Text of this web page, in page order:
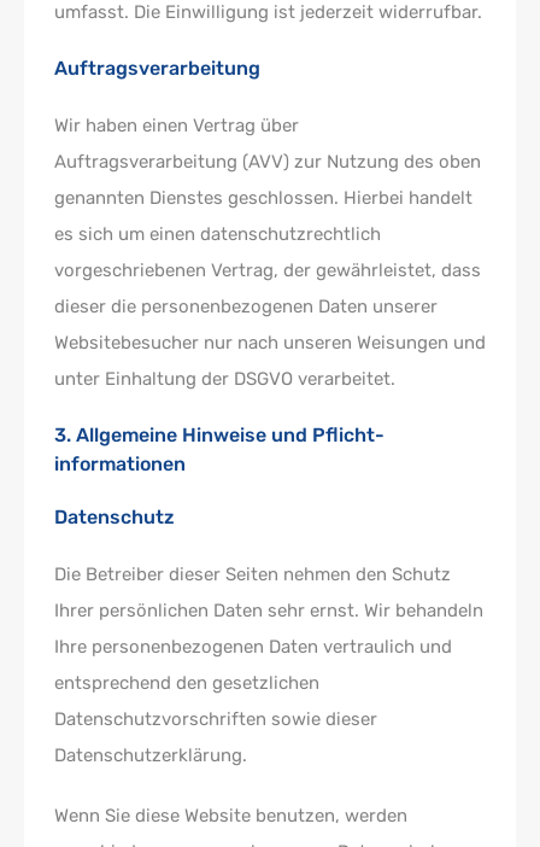
umfasst. Die Einwilligung ist jederzeit widerrufbar.
Auftragsverarbeitung
Wir haben einen Vertrag über
Auftragsverarbeitung (AVV) zur Nutzung des oben
genannten Dienstes geschlossen. Hierbei handelt
es sich um einen datenschutzrechtlich
vorgeschriebenen Vertrag, der gewährleistet, dass
dieser die personenbezogenen Daten unserer
Websitebesucher nur nach unseren Weisungen und
unter Einhaltung der DSGVO verarbeitet.
3. Allgemeine Hinweise und Pflicht­
informationen
Datenschutz
Die Betreiber dieser Seiten nehmen den Schutz
Ihrer persönlichen Daten sehr ernst. Wir behandeln
Ihre personenbezogenen Daten vertraulich und
entsprechend den gesetzlichen
Datenschutzvorschriften sowie dieser
Datenschutzerklärung.
Wenn Sie diese Website benutzen, werden